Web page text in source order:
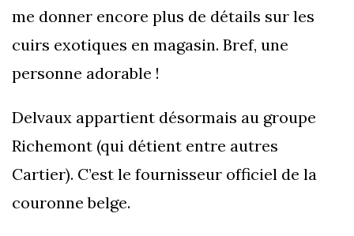
me donner encore plus de détails sur les
cuirs exotiques en magasin. Bref, une
personne adorable !
Delvaux appartient désormais au groupe
Richemont (qui détient entre autres
Cartier). C’est le fournisseur officiel de la
couronne belge.